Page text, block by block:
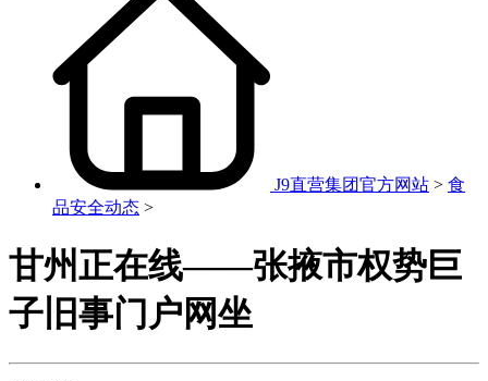
J9直营集团官方网站 > 食
品安全动态 >
甘州正在线——张掖市权势巨
子旧事门户网坐